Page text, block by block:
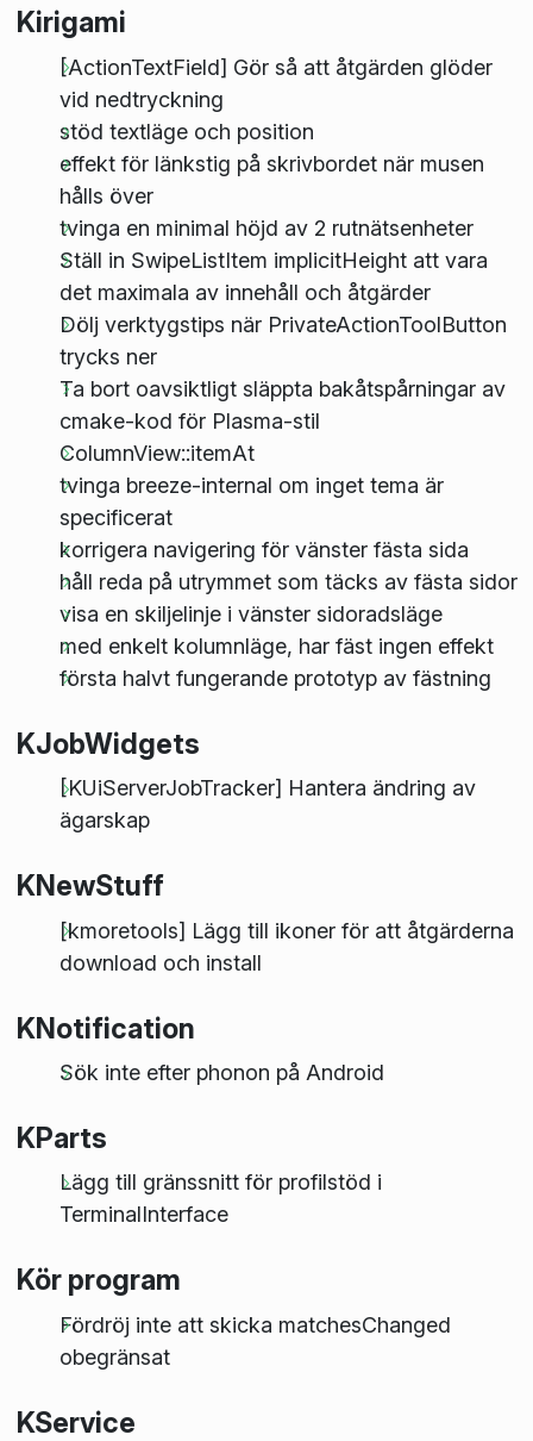
Kirigami
[ActionTextField] Gör så att åtgärden glöder
vid nedtryckning
stöd textläge och position
effekt för länkstig på skrivbordet när musen
hålls över
tvinga en minimal höjd av 2 rutnätsenheter
Ställ in SwipeListItem implicitHeight att vara
det maximala av innehåll och åtgärder
Dölj verktygstips när PrivateActionToolButton
trycks ner
Ta bort oavsiktligt släppta bakåtspårningar av
cmake-kod för Plasma-stil
ColumnView::itemAt
tvinga breeze-internal om inget tema är
specificerat
korrigera navigering för vänster fästa sida
håll reda på utrymmet som täcks av fästa sidor
visa en skiljelinje i vänster sidoradsläge
med enkelt kolumnläge, har fäst ingen effekt
första halvt fungerande prototyp av fästning
KJobWidgets
[KUiServerJobTracker] Hantera ändring av
ägarskap
KNewStuff
[kmoretools] Lägg till ikoner för att åtgärderna
download och install
KNotification
Sök inte efter phonon på Android
KParts
Lägg till gränssnitt för profilstöd i
TerminalInterface
Kör program
Fördröj inte att skicka matchesChanged
obegränsat
KService